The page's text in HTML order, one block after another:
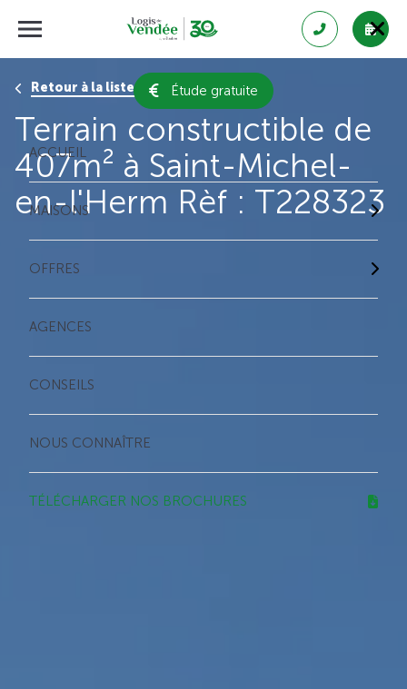
Étude gratuite
ACCUEIL
MAISONS
OFFRES
AGENCES
CONSEILS
NOUS CONNAÎTRE
TÉLÉCHARGER NOS BROCHURES
Retour à la liste des résultats
Terrain constructible de
407m² à Saint-Michel-
en-l'Herm Rèf : T228323